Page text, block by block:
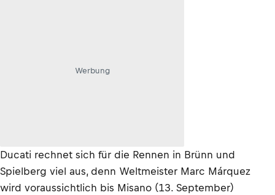
Werbung
Ducati rechnet sich für die Rennen in Brünn und
Spielberg viel aus, denn Weltmeister Marc Márquez
wird voraussichtlich bis Misano (13. September)